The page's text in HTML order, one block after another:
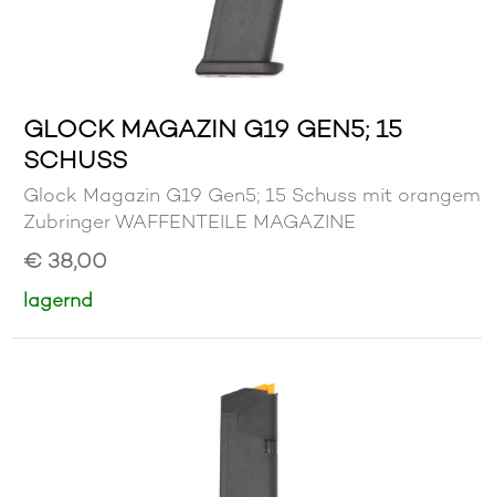
GLOCK MAGAZIN G19 GEN5; 15
SCHUSS
Glock Magazin G19 Gen5; 15 Schuss mit orangem
Zubringer WAFFENTEILE MAGAZINE
€ 38,00
lagernd